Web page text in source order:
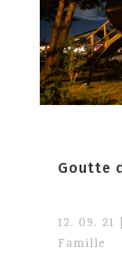
12. 09. 21
Famille